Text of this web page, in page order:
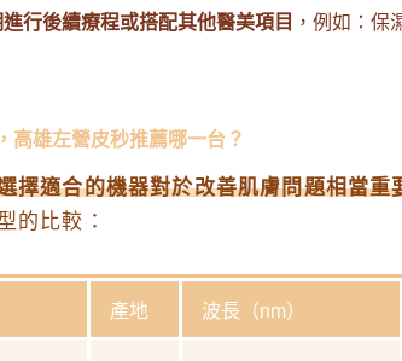
進行後續療程或搭配其他醫美項目 ，例如：保
高雄左營皮秒推薦哪一台？
擇適合的機器對於改善肌膚問題相當重
的比較：
產地 波長（nm）